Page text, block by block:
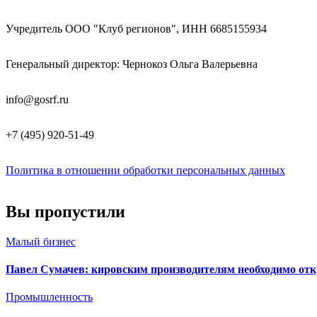
Учредитель ООО "Клуб регионов", ИНН 6685155934
Генеральный директор: Чернокоз Ольга Валерьевна
info@gosrf.ru
+7 (495) 920-51-49
Политика в отношении обработки персональных данных
Вы пропустили
Малый бизнес
Павел Сумачев: кировским производителям необходимо
Промышленность